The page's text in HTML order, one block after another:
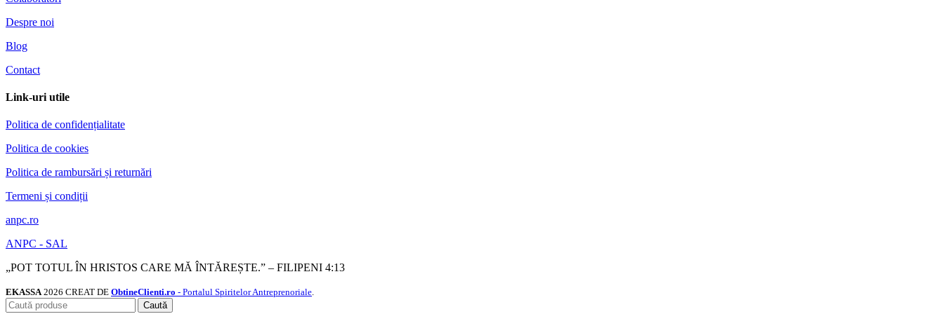
Despre noi
Blog
Contact
Link-uri utile
Politica de confidențialitate
Politica de cookies
Politica de rambursări și returnări
Termeni și condiții
anpc.ro
ANPC - SAL
„POT TOTUL ÎN HRISTOS CARE MĂ ÎNTĂREȘTE.” – FILIPENI 4:13
EKASSA 2026 CREAT DE ObtineClienti.ro - Portalul Spiritelor Antreprenoriale.
Caută